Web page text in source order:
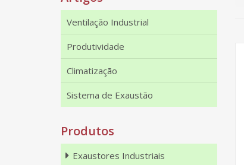
Ventilação Industrial
Produtividade
Climatização
Sistema de Exaustão
Produtos
Exaustores Industriais